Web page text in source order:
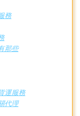
務
那些
運服務
代理